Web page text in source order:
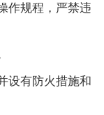
作规程，严禁违
设有防火措施和